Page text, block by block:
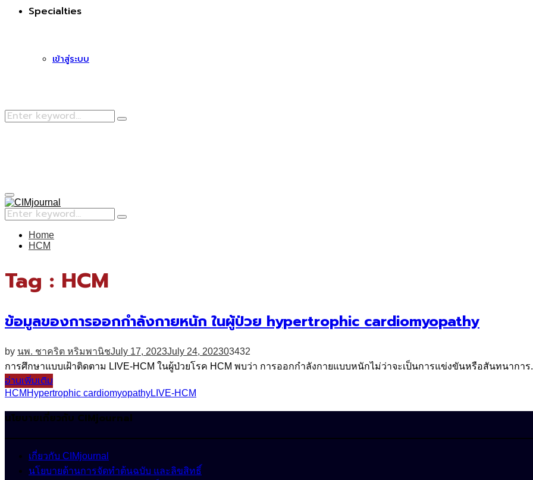
Specialties
เข้าสู่ระบบ
Search
Search
Primary
Menu
Search
for:
Search
Home
HCM
Tag : HCM
ข้อมูลของการออกกำลังกายหนัก ในผู้ป่วย hypertrophic cardiomyopathy
by นพ. ชาคริต หริมพานิชJuly 17, 2023July 24, 202303432
การศึกษาแบบเฝ้าติดตาม LIVE-HCM ในผู้ป่วยโรค HCM พบว่า การออกกำลังกายแบบหนักไม่ว่าจะเป็นการแข่งขันหรือสันทนาการ
อ่านเพิ่มเติม
HCM Hypertrophic cardiomyopathyLIVE-HCM
นโยบายเกี่ยวกับ CIMjournal
เกี่ยวกับ CIMjournal
นโยบายด้านการจัดทำต้นฉบับ และลิขสิทธิ์